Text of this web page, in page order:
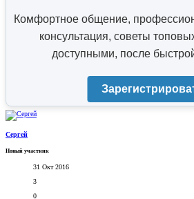
Комфортное общение,
консультация, советы
доступными, после
Сергей
Новый участник
31 Окт 2016
3
0